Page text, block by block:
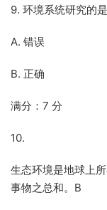
9. 环境系统研究的
A. 错误
B. 正确
满分：7 分
10.
生态环境是地球上
事物之总和。B